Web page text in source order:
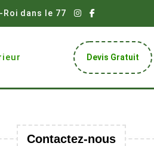
dans le 77
Devis Gratuit Get
A
Contactez-nous